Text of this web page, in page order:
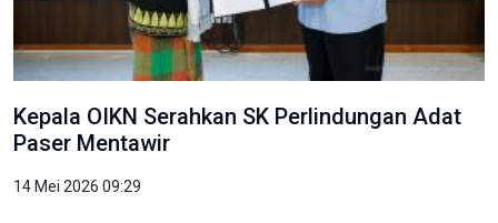
Kepala OIKN Serahkan SK Perlindungan Adat
Paser Mentawir
14 Mei 2026 09:29